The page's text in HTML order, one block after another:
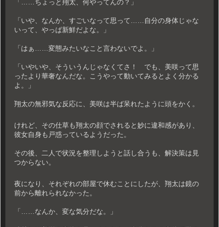
「……ちょっと翔太、何やってんの？」
「いや、なんか、すごいなって思って……自分の身体じゃな
いって、やっぱ新鮮だよな。」
「はぁ……変態みたいなこと言わないでよ。」
「いやいや、そういうんじゃなくてさ！ でも、美咲って思
ったより華奢なんだな。こうやって動いてみるとよく分かる
よ。」
翔太の無邪気な反応に、美咲は半ば呆れたように頭をかく。
けれど、その仕草も翔太の顔でされると妙に違和感があり、
彼女自身も戸惑っているようだった。
その後、二人で状況を整理しようと話し合うも、解決策は見
つからない。
夜になり、それぞれの部屋で休むことにしたが、翔太は鏡の
前から離れられなかった。
「……なんか、変な気分だな。」